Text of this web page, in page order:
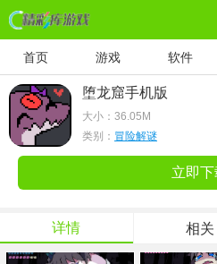
首页 游戏 软件
堕龙窟手机版
大小： 36.05M
类别： 冒险解谜
立即下
详情 相关